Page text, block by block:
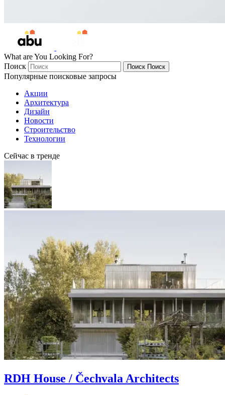
What are You Looking For?
Поиск
Поиск Поиск
Популярные поисковые запросы
Акции
Архитектура
Дизайн
Новости
Строительство
Технологии
Сейчас в тренде
RDH House / Čechvala Architects